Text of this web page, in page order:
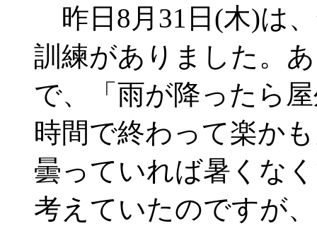
昨日8月31日(木)は
訓練がありました。
で、「雨が降ったら
時間で終わって楽か
曇っていれば暑くな
考えていたのですが